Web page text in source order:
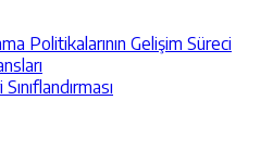
Politikalarının Gelişim Süreci